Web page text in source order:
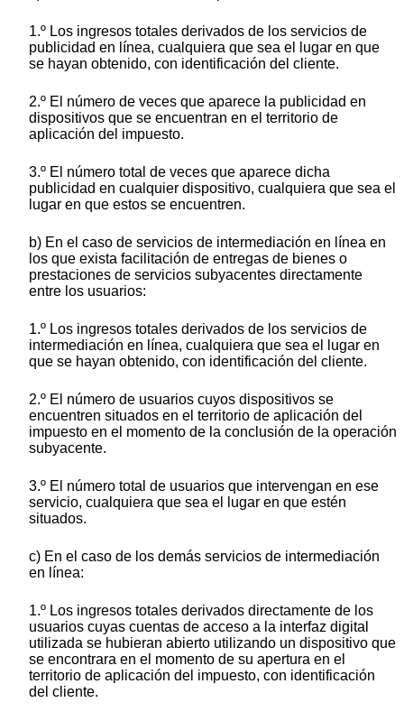
1.º Los ingresos totales derivados de los servicios de
publicidad en línea, cualquiera que sea el lugar en que
se hayan obtenido, con identificación del cliente.
2.º El número de veces que aparece la publicidad en
dispositivos que se encuentran en el territorio de
aplicación del impuesto.
3.º El número total de veces que aparece dicha
publicidad en cualquier dispositivo, cualquiera que sea el
lugar en que estos se encuentren.
b) En el caso de servicios de intermediación en línea en
los que exista facilitación de entregas de bienes o
prestaciones de servicios subyacentes directamente
entre los usuarios:
1.º Los ingresos totales derivados de los servicios de
intermediación en línea, cualquiera que sea el lugar en
que se hayan obtenido, con identificación del cliente.
2.º El número de usuarios cuyos dispositivos se
encuentren situados en el territorio de aplicación del
impuesto en el momento de la conclusión de la operación
subyacente.
3.º El número total de usuarios que intervengan en ese
servicio, cualquiera que sea el lugar en que estén
situados.
c) En el caso de los demás servicios de intermediación
en línea:
1.º Los ingresos totales derivados directamente de los
usuarios cuyas cuentas de acceso a la interfaz digital
utilizada se hubieran abierto utilizando un dispositivo que
se encontrara en el momento de su apertura en el
territorio de aplicación del impuesto, con identificación
del cliente.